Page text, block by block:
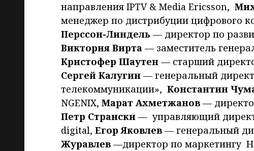
направления IPTV & Media Ericsson,
менеджер по дистрибуции цифрового
Перссон-Линдель — директор по
Виктория Вирта — заместитель
Кристофер Шаутен — старший
Сергей Калугин — генеральный
телекоммуникации», Константин
NGENIX, Марат Ахметжанов —
Петр Странски — управляющий
digital, Егор Яковлев — генеральный
Журавлев —директор по маркетингу